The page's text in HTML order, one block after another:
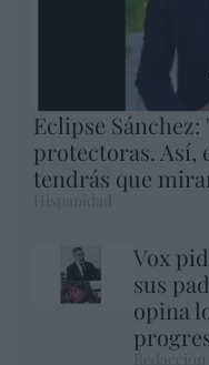
Eclipse
protectoras. Así,
tendrás que
Vox
sus
opina